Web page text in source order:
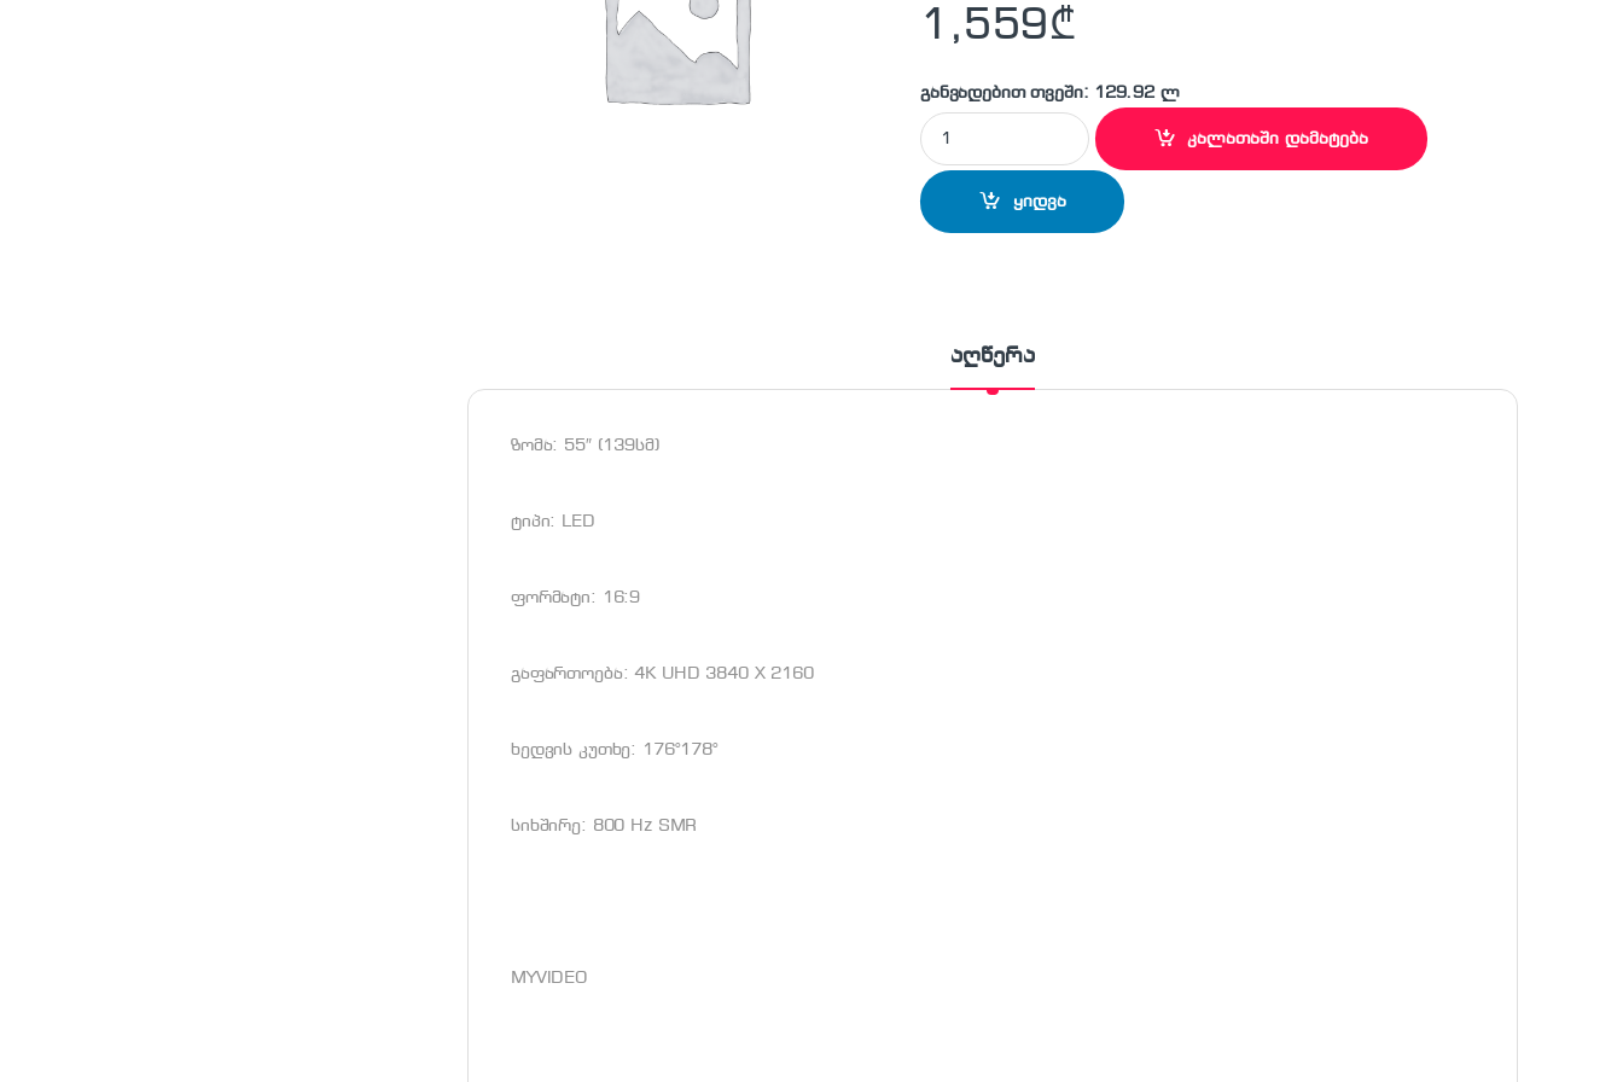
1,559₾
განვადებით თვეში: 129.92 ლ
ტელევიზორი TOSHIBA 55U5865 4K UHD SMART quantity
კალათაში დამატება
ყიდვა
აღწერა
ზომა: 55″ (139სმ)
ტიპი: LED
ფორმატი: 16:9
გაფართოება: 4K UHD 3840 X 2160
ხედვის კუთხე: 176°178°
სიხშირე: 800 Hz SMR
MYVIDEO